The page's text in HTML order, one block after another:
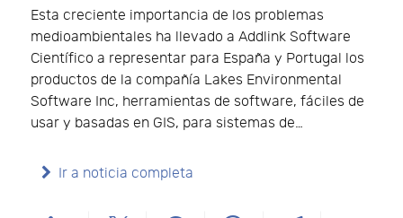
Esta creciente importancia de los problemas
medioambientales ha llevado a Addlink Software
Científico a representar para España y Portugal los
productos de la compañía Lakes Environmental
Software Inc, herramientas de software, fáciles de
usar y basadas en GIS, para sistemas de…
Ir a noticia completa